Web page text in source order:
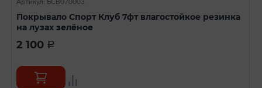
Артикул: БСВ070003
Покрывало Спорт Клуб 7фт влагостойкое резинка
на лузах зелёное
2 100 a